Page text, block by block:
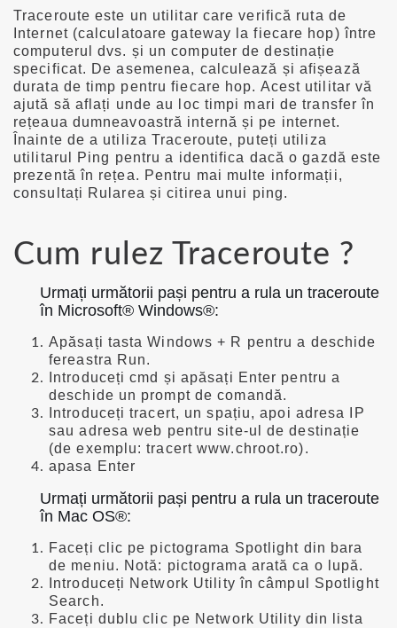
Traceroute este un utilitar care verifică ruta de
Internet (calculatoare gateway la fiecare hop) între
computerul dvs. și un computer de destinație
specificat. De asemenea, calculează și afișează
durata de timp pentru fiecare hop. Acest utilitar vă
ajută să aflați unde au loc timpi mari de transfer în
rețeaua dumneavoastră internă și pe internet.
Înainte de a utiliza Traceroute, puteți utiliza
utilitarul Ping pentru a identifica dacă o gazdă este
prezentă în rețea. Pentru mai multe informații,
consultați Rularea și citirea unui ping.
Cum rulez Traceroute ?
Urmați următorii pași pentru a rula un traceroute
în Microsoft® Windows®:
Apăsați tasta Windows + R pentru a deschide
fereastra Run.
Introduceți cmd și apăsați Enter pentru a
deschide un prompt de comandă.
Introduceți tracert, un spațiu, apoi adresa IP
sau adresa web pentru site-ul de destinație
(de exemplu: tracert www.chroot.ro).
apasa Enter
Urmați următorii pași pentru a rula un traceroute
în Mac OS®:
Faceți clic pe pictograma Spotlight din bara
de meniu. Notă: pictograma arată ca o lupă.
Introduceți Network Utility în câmpul Spotlight
Search.
Faceți dublu clic pe Network Utility din lista